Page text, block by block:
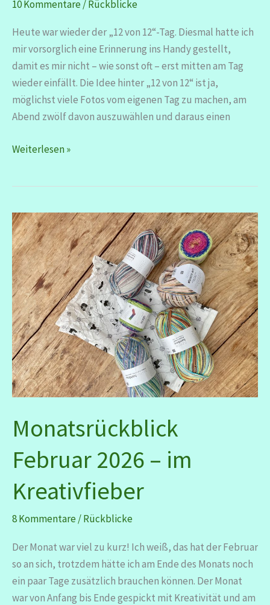
10 Kommentare/Rückblicke
Heute war wieder der „12 von 12“-Tag. Diesmal hatte ich
mir vorsorglich eine Erinnerung ins Handy gestellt,
damit es mir nicht – wie sonst oft – erst mitten am Tag
wieder einfällt. Die Idee hinter „12 von 12“ ist ja,
möglichst viele Fotos vom eigenen Tag zu machen, am
Abend zwölf davon auszuwählen und daraus einen
12
März
2026
Weiterlesen »
Monatsrückblick
Februar 2026 – im
Kreativfieber
8 Kommentare/Rückblicke
Der Monat war viel zu kurz! Ich weiß, das hat der Februar
so an sich, trotzdem hätte ich am Ende des Monats noch
ein paar Tage zusätzlich brauchen können. Der Monat
war von Anfang bis Ende gespickt mit Kreativität und am